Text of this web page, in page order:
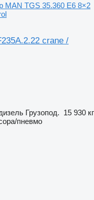
MAN TGS 35.360 E6 8×2
crane /
Грузопод. 15 930 кг
пневмо